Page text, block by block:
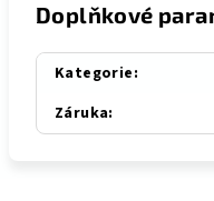
Doplňkové
Kategorie:
Záruka: